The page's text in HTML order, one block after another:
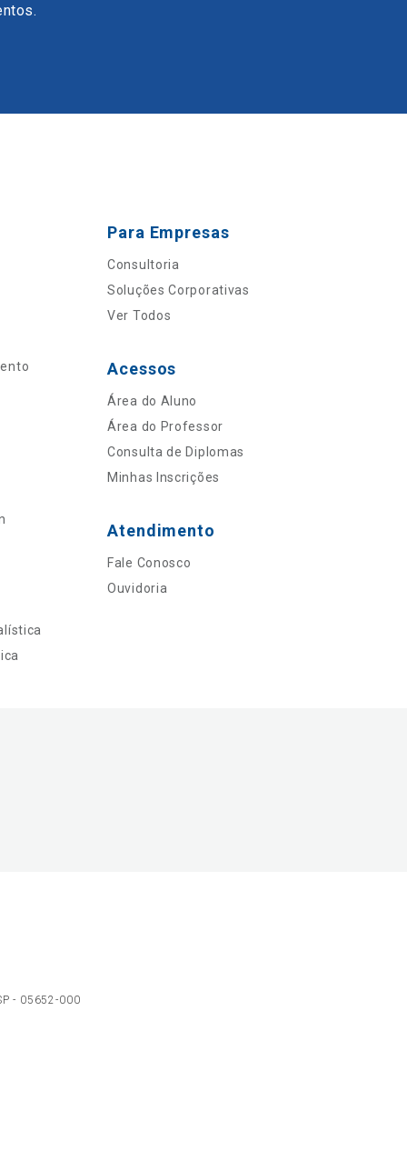
Para Empresas
Consultoria
Soluções Corporativas
Ver Todos
Acessos
Área do Aluno
Área do Professor
Consulta de Diplomas
Minhas Inscrições
Atendimento
Fale Conosco
Ouvidoria
- 05652-000